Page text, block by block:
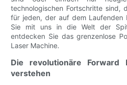
technologischen Fortschritte sind,
für jeden, der auf dem Laufenden
Sie mit uns in die Welt der
entdecken Sie das grenzenlose
Laser Machine.
Die revolutionäre Forward
verstehen